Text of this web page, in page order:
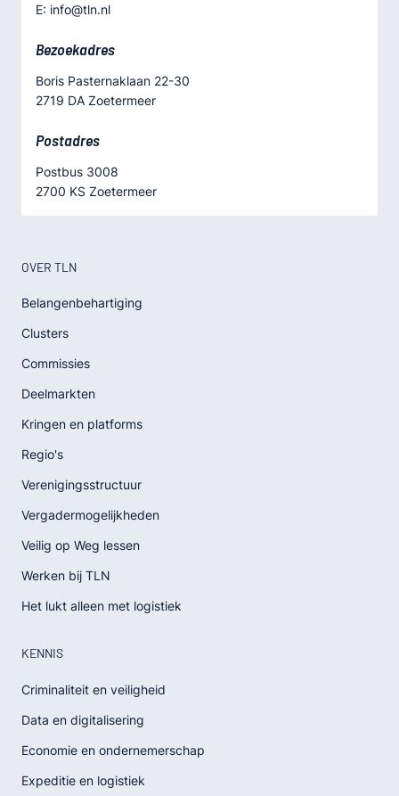
E: info@tln.nl
Bezoekadres
Boris Pasternaklaan 22-30
2719 DA Zoetermeer
Postadres
Postbus 3008
2700 KS Zoetermeer
OVER TLN
Belangenbehartiging
Clusters
Commissies
Deelmarkten
Kringen en platforms
Regio's
Verenigingsstructuur
Vergadermogelijkheden
Veilig op Weg lessen
Werken bij TLN
Het lukt alleen met logistiek
KENNIS
Criminaliteit en veiligheid
Data en digitalisering
Economie en ondernemerschap
Expeditie en logistiek